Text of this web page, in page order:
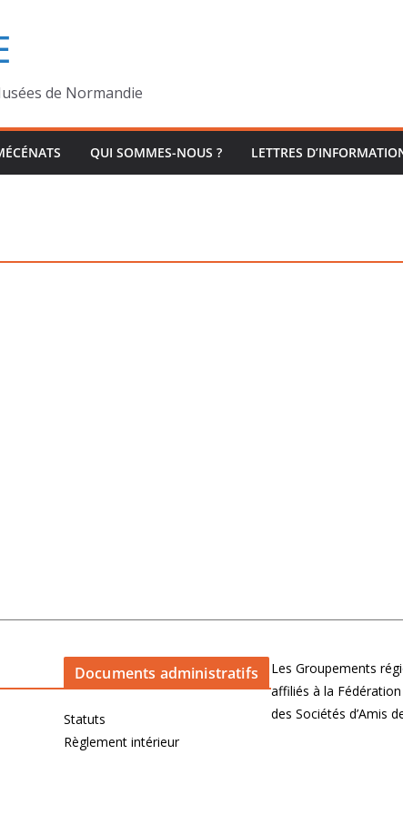
de Normandie
QUI SOMMES-NOUS ? LETTRES
Documents administratifs
Statuts
Règlement intérieur
Les Groupements
affiliés à la
des Sociétés d’Amis